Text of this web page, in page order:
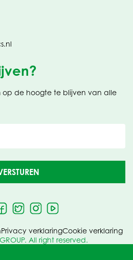
op de hoogte te blijven van alle
All right reserved.
Privacy verklaringCookie verklaring